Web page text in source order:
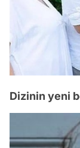
Dizinin yeni